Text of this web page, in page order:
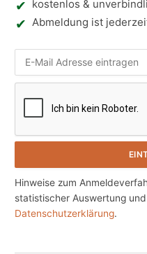
kostenlos &
Abmeldung ist
Hinweise zum
statistischer Auswertung
Datenschutzerklärung.